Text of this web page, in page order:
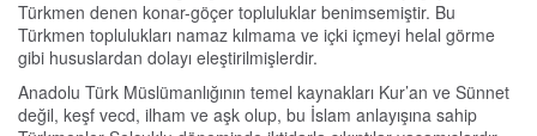
Türkmen denen konar-göçer topluluklar benimsemiştir. Bu
Türkmen toplulukları namaz kılmama ve içki içmeyi helal görme
gibi hususlardan dolayı eleştirilmişlerdir.
Anadolu Türk Müslümanlığının temel kaynakları Kur’an ve Sünnet
değil, keşf vecd, ilham ve aşk olup, bu İslam anlayışına sahip